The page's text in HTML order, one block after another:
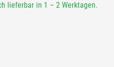
lieferbar in 1 – 2 Werktagen.